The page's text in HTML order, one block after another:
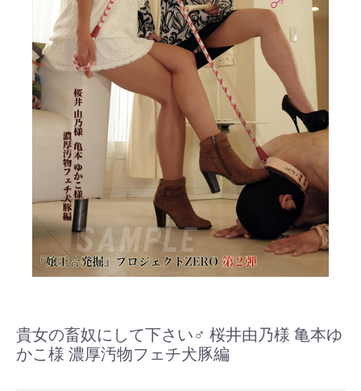
貴女の畜奴にして下さい♂ 桜井由乃様 亀本ゆ
かこ様 濃厚汚物フェチ犬豚編